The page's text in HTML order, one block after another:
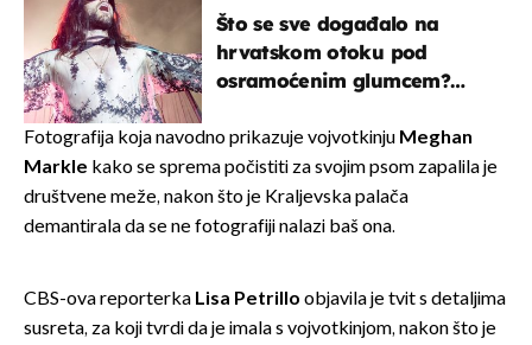
Što se sve događalo na
hrvatskom otoku pod
osramoćenim glumcem?
izazivaju nevjericu
Fotografija koja navodno prikazuje vojvotkinju Meghan
Markle kako se sprema počistiti za svojim psom zapalila je
društvene meže, nakon što je Kraljevska palača
demantirala da se ne fotografiji nalazi baš ona.
CBS-ova reporterka Lisa Petrillo objavila je tvit s detaljima
susreta, za koji tvrdi da je imala s vojvotkinjom, nakon što je